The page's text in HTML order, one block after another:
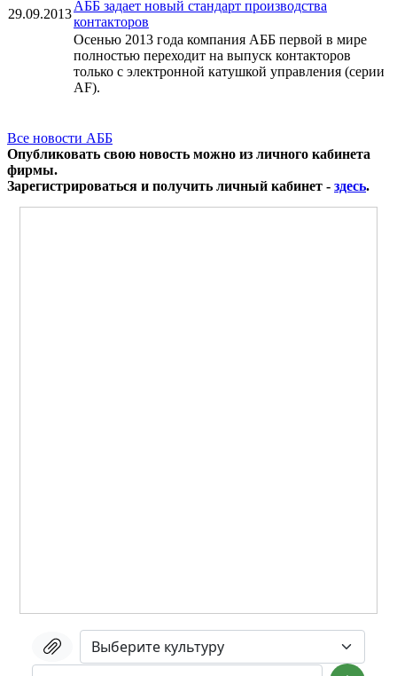
29.09.2013
АББ задает новый стандарт производства
контакторов
Осенью 2013 года компания АББ первой в мире
полностью переходит на выпуск контакторов
только с электронной катушкой управления (серии
AF).
Все новости АББ
Опубликовать свою новость можно из личного кабинета
фирмы.
Зарегистрироваться и получить личный кабинет - здесь.